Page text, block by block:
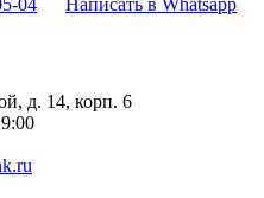
04
Написать в Whatsapp
д. 14, корп. 6